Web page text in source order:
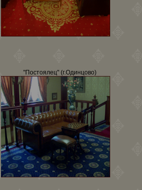
"Постоялец" (г.Одинцово)